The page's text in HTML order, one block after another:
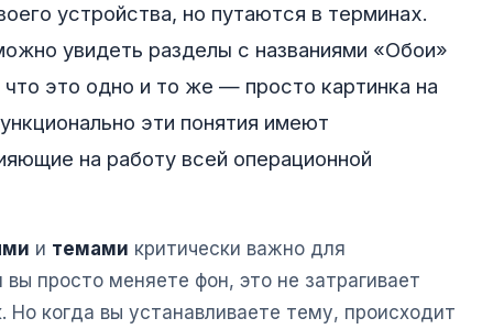
устройства, но путаются в терминах.
увидеть разделы с названиями «Обои»
это одно и то же — просто картинка на
эти понятия имеют
на работу всей операционной
и темами критически важно для
просто меняете фон, это не затрагивает
Но когда вы устанавливаете тему, происходит